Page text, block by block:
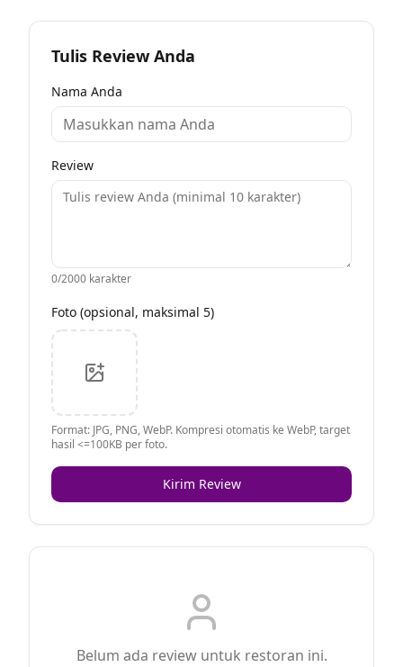
Tulis Review Anda
Nama Anda
Review
0/2000 karakter
Foto (opsional, maksimal 5)
Format: JPG, PNG, WebP. Kompresi otomatis ke WebP, target
hasil <=100KB per foto.
Kirim Review
Belum ada review untuk restoran ini.